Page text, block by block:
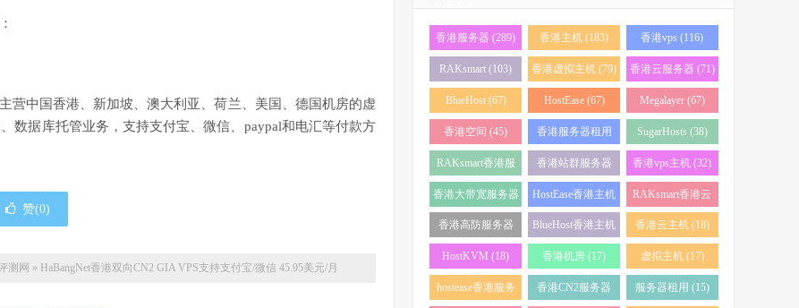
营中国香港、新加坡、澳大利亚、荷兰、美国、德国机房的虚
数据库托管业务，支持支付宝、微信、paypal和电汇等付款方
赞(0)
测网 » HaBangNet香港双向CN2 GIA VPS支持支付宝/微信 45.95美元/月
香港服务器 (289) 香港主机 (183) 香港vps (116)
RAKsmart (103) 香港虚拟主机 (79) 香港云服务器 (71)
BlueHost (67) HostEase (67) Megalayer (67)
香港空间 (45)
香港服务器租用
(43)
SugarHosts (38)
RAKsmart香港服
务器 (38)
香港站群服务器
(34)
香港vps主机 (32)
香港大带宽服务器
(32)
HostEase香港主机
(28)
RAKsmart香港云
服务器 (23)
香港高防服务器
(22)
BlueHost香港主机
(21)
香港云主机 (18)
HostKVM (18) 香港机房 (17) 虚拟主机 (17)
hostease香港服务
香港CN2服务器
服务器租用 (15)